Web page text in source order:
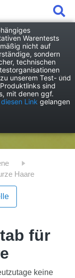
Warentests
nicht auf
sondern
technischen
unserem Test- und
sind
mit denen ggf.
diesen Link gelangen
Haare
keine